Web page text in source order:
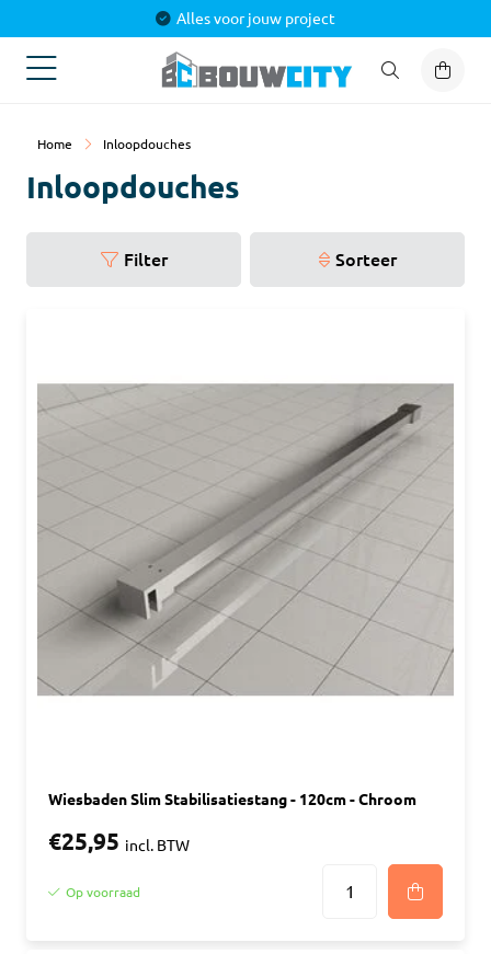
Altijd scherp geprijsd
Home Inloopdouches
Inloopdouches
Filter Sorteer
Wiesbaden Slim Stabilisatiestang - 120cm - Chroom
€25,95 incl. BTW
Op voorraad